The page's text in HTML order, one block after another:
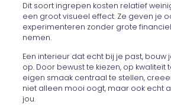
Dit soort ingrepen kosten relatief
een groot visueel effect. Ze geven je
experimenteren zonder grote
nemen.
Een interieur dat echt bij je past, bouw
op. Door bewust te kiezen, op kwaliteit
eigen smaak centraal te stellen,
niet alleen mooi oogt, maar ook echt
jou.